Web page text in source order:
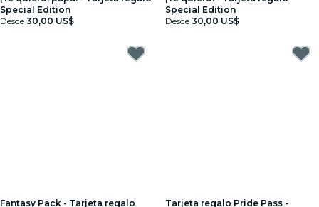
Special Edition
Desde 30,00 US$
Special Edition
Desde 30,00 US$
Fantasy Pack - Tarjeta regalo
Tarjeta regalo Pride Pass -